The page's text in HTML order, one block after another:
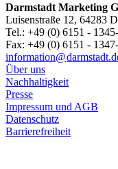
Darmstadt Marketing
Luisenstraße 12, 64283
Tel.: +49 (0) 6151 -
Fax: +49 (0) 6151 -
information@darmstadt.
Über uns
Nachhaltigkeit
Presse
Impressum und AGB
Datenschutz
Barrierefreiheit